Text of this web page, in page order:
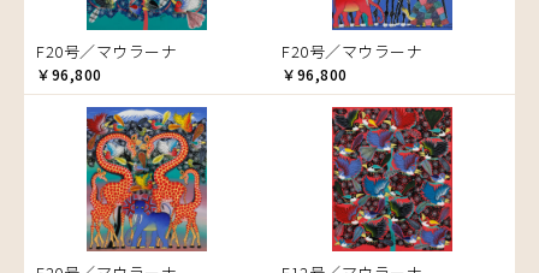
インパラ
うさぎ
お祭り
音楽
カエル
かくれんぼ
家族-親子
カシューナッツの木
カップル
￥100,001～
アダム
アダムス
アパイ
アバス
アブー
アブダラ
アマニ
アミナータ
カンビリ
ゴッドフレイ
コルンバ
サビティ
サランゲ
サンデイ
サンデイビッタ
シャハ
シャバーニ
ジャリブーニ
スフィアー二
チャリンダ
チワヤ
ドゥケ
ドサ
ナココ
ハッサーニ
ベッカー
ブッシーリ
マ行
マウラーナ
マトゥカ
マジドゥ
マブサ
マリキータ
マルチナ
F20号／マウラーナ
￥96,800
F20号／マウラーナ
￥96,800